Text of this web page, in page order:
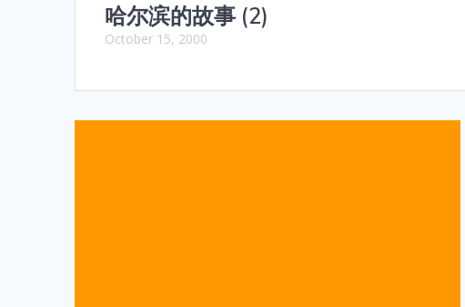
哈尔滨的故事 (2)
October 15, 2000